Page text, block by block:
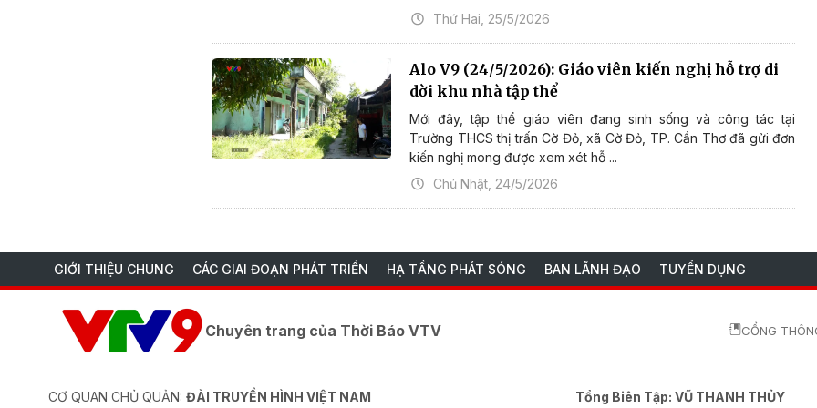
Thứ Hai, 25/5/2026
Alo V9 (24/5/2026): Giáo viên kiến nghị hỗ trợ di
dời khu nhà tập thể
Mới đây, tập thể giáo viên đang sinh sống và công tác tại
Trường THCS thị trấn Cờ Đỏ, xã Cờ Đỏ, TP. Cần Thơ đã gửi đơn
kiến nghị mong được xem xét hỗ ...
Chủ Nhật, 24/5/2026
GIỚI THIỆU CHUNG CÁC GIAI ĐOẠN PHÁT TRIỂN HẠ TẦNG PHÁT SÓNG BAN LÃNH ĐẠO TUYỂN DỤNG
Chuyên trang của Thời Báo VTV CỔNG
CƠ QUAN CHỦ QUẢN: ĐÀI TRUYỀN HÌNH VIỆT NAM Tổng Biên Tập:VŨ THANH THỦY